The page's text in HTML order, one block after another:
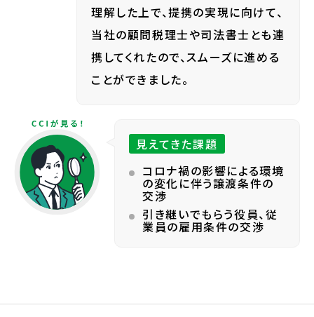
理解した上で、提携の実現に向けて、
当社の顧問税理士や司法書士とも連
携してくれたので、スムーズに進める
ことができました。
見えてきた課題
コロナ禍の影響による環境
の変化に伴う譲渡条件の
交渉
引き継いでもらう役員、従
業員の雇用条件の交渉